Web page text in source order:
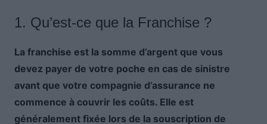
1. Qu’est-ce que la Franchise ?
La franchise est la somme d’argent que vous
devez payer de votre poche en cas de sinistre
avant que votre compagnie d’assurance ne
commence à couvrir les coûts. Elle est
généralement fixée lors de la souscription de